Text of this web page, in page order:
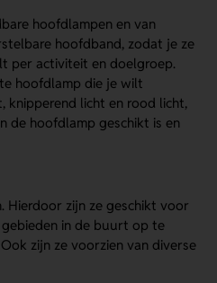
hoofdlampen en van
hoofdband, zodat je ze
per activiteit en doelgroep.
hoofdlamp die je wilt
knipperend licht en rood licht,
de hoofdlamp geschikt is en
Hierdoor zijn ze geschikt voor
in de buurt op te
zijn ze voorzien van diverse